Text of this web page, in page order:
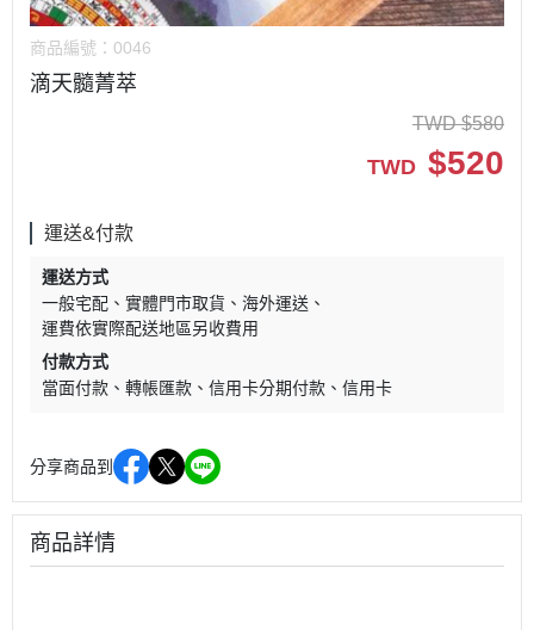
商品編號： 0046
滴天髓菁萃
TWD $580
TWD $520
運送&付款
運送方式
一般宅配
實體門市取貨
海外運送
運費依實際配送地區另收費用
付款方式
當面付款
轉帳匯款 信用卡分期付款 信用卡
分享商品到
商品詳情